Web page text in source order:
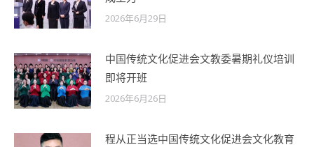
2026年6月29日
中国传统文化促进会文教委暑期礼仪培训
即将开班
2026年6月26日
程从正当选中国传统文化促进会文化教育